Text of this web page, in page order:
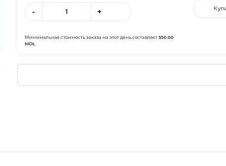
- +
Минимальная стоимость заказа на этот день составляет550.00
MDL